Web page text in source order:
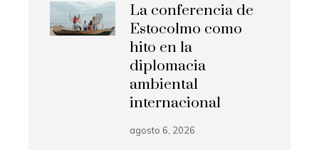
La conferencia de
Estocolmo como
hito en la
diplomacia
ambiental
internacional
agosto 6, 2026